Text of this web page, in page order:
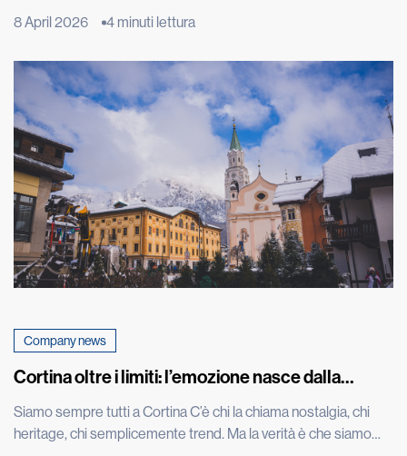
dell’intenzione ancora prima del gesto: creare le condizioni
L’orto è molto più di uno spazio produttivo: […]
8 April 2026 4 minuti lettura
Company news
Cortina oltre i limiti: l’emozione nasce dalla
Siamo sempre tutti a Cortina C’è chi la chiama nostalgia, chi
heritage, chi semplicemente trend. Ma la verità è che siamo